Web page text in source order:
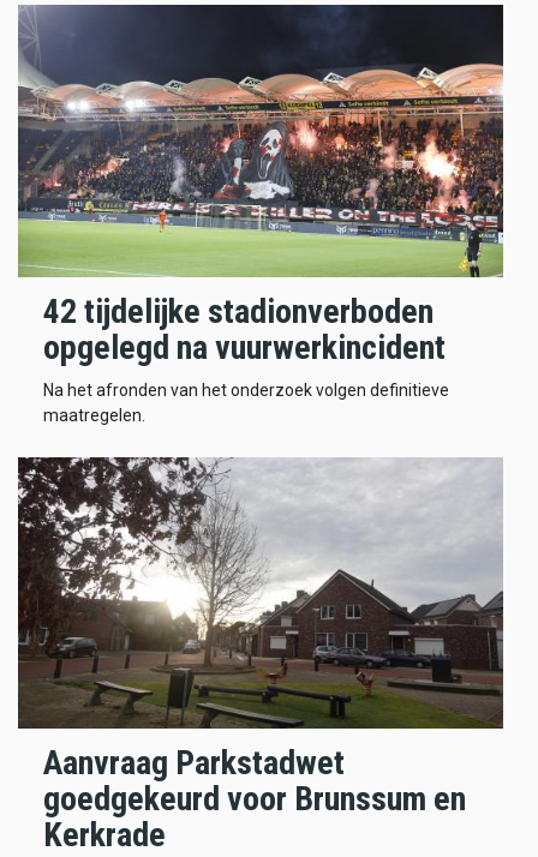
42 tijdelijke stadionverboden
opgelegd na vuurwerkincident
Na het afronden van het onderzoek volgen definitieve
maatregelen.
Aanvraag Parkstadwet
goedgekeurd voor Brunssum en
Kerkrade